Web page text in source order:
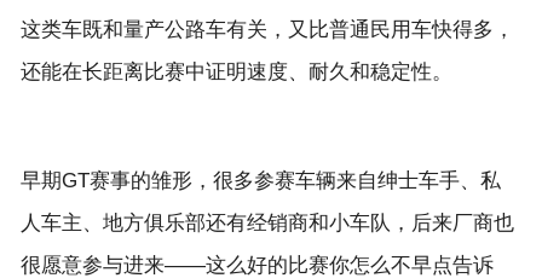
这类车既和量产公路车有关，又比普通民用车快得多，
早期GT赛事的雏形，很多参赛车辆来自绅士车手、私
人车主、地方俱乐部还有经销商和小车队，后来厂商也
很愿意参与进来——这么好的比赛你怎么不早点告诉